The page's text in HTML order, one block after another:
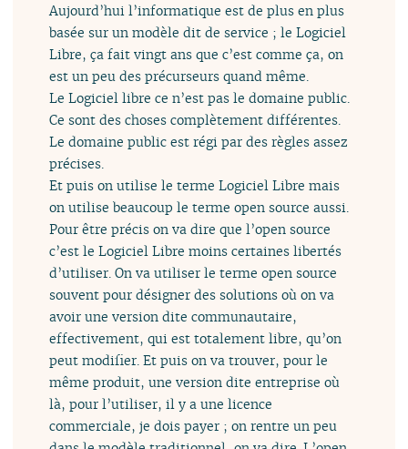
Aujourd’hui l’informatique est de plus en plus
basée sur un modèle dit de service ; le Logiciel
Libre, ça fait vingt ans que c’est comme ça, on
est un peu des précurseurs quand même.
Le Logiciel libre ce n’est pas le domaine public.
Ce sont des choses complètement différentes.
Le domaine public est régi par des règles assez
précises.
Et puis on utilise le terme Logiciel Libre mais
on utilise beaucoup le terme open source aussi.
Pour être précis on va dire que l’open source
c’est le Logiciel Libre moins certaines libertés
d’utiliser. On va utiliser le terme open source
souvent pour désigner des solutions où on va
avoir une version dite communautaire,
effectivement, qui est totalement libre, qu’on
peut modifier. Et puis on va trouver, pour le
même produit, une version dite entreprise où
là, pour l’utiliser, il y a une licence
commerciale, je dois payer ; on rentre un peu